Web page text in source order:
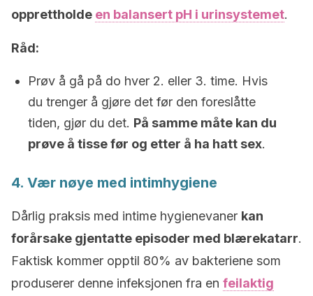
opprettholde en balansert pH i urinsystemet.
Råd:
Prøv å gå på do hver 2. eller 3. time. Hvis
du trenger å gjøre det før den foreslåtte
tiden, gjør du det. På samme måte kan du
prøve å tisse før og etter å ha hatt sex.
4. Vær nøye med intimhygiene
Dårlig praksis med intime hygienevaner kan
forårsake gjentatte episoder med blærekatarr.
Faktisk kommer opptil 80% av bakteriene som
produserer denne infeksjonen fra en feilaktig